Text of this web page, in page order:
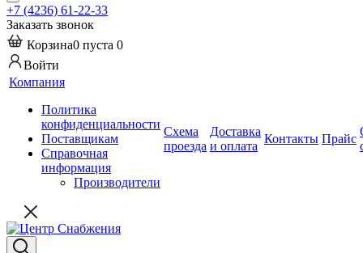
+7 (4236) 61-22-33
Заказать звонок
Корзина0 пуста 0
Войти
Компания
Политика
конфиденциальности
Поставщикам
Справочная
информация
Производители
Схема
проезда
Доставка
и оплата
Контакты Прайс